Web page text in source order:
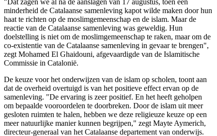
"Dat zagen we al na de aanslagen van 17 augustus, toen een
minderheid de Catalaanse samenleving kapot wilde maken door hun
haat te richten op de moslimgemeenschap en de islam. Maar de
reactie van de Catalaanse samenleving was geweldig. Hun
doelstelling is niet om de moslimgemeenschap te raken, maar om de
co-existentie van de Catalaanse samenleving in gevaar te brengen",
zegt Mohamed El Ghaidouni, afgevaardigde van de Islamitische
Commissie in Catalonië.
De keuze voor het onderwijzen van de islam op scholen, toont aan
dat de overheid overtuigd is van het positieve effect ervan op de
samenleving. "De ervaring is zeer positief. En het heeft geholpen
om bepaalde vooroordelen te doorbreken. Door de islam uit meer
gesloten ruimten te halen, hebben we deze religieuze keuze op een
meer natuurlijke manier kunnen begrijpen," zegt Mayte Aymerich,
directeur-generaal van het Catalaanse departement van onderwijs.